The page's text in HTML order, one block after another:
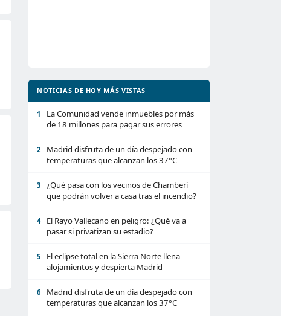
NOTICIAS DE HOY MÁS VISTAS
1
La Comunidad vende inmuebles por más
de 18 millones para pagar sus errores
2
Madrid disfruta de un día despejado con
temperaturas que alcanzan los 37°C
3
¿Qué pasa con los vecinos de Chamberí
que podrán volver a casa tras el incendio?
4
El Rayo Vallecano en peligro: ¿Qué va a
pasar si privatizan su estadio?
5
El eclipse total en la Sierra Norte llena
alojamientos y despierta Madrid
6
Madrid disfruta de un día despejado con
temperaturas que alcanzan los 37°C